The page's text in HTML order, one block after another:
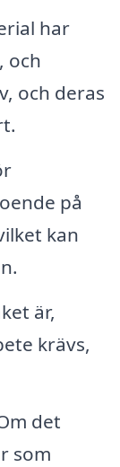
har
och
och deras
på
kan
är,
krävs,
det
som